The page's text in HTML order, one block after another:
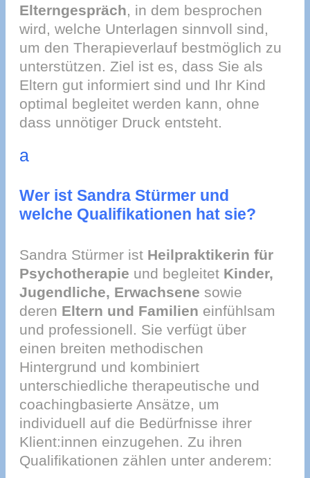
Elterngespräch, in dem besprochen
wird, welche Unterlagen sinnvoll sind,
um den Therapieverlauf bestmöglich zu
unterstützen. Ziel ist es, dass Sie als
Eltern gut informiert sind und Ihr Kind
optimal begleitet werden kann, ohne
dass unnötiger Druck entsteht.
a
Wer ist Sandra Stürmer und
welche Qualifikationen hat sie?
Sandra Stürmer ist Heilpraktikerin für
Psychotherapie und begleitet Kinder,
Jugendliche, Erwachsene sowie
deren Eltern und Familien einfühlsam
und professionell. Sie verfügt über
einen breiten methodischen
Hintergrund und kombiniert
unterschiedliche therapeutische und
coachingbasierte Ansätze, um
individuell auf die Bedürfnisse ihrer
Klient:innen einzugehen. Zu ihren
Qualifikationen zählen unter anderem: